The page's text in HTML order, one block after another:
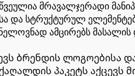
მრავალჯერადი
და სტრუქტურულ
ამცირებს მასალის
ბრენდის ლოგოებისა
პაკეტს აქცევს